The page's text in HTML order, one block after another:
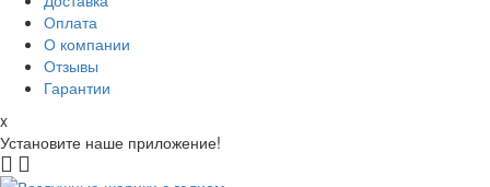
Оплата
О компании
Отзывы
Гарантии
x
Установите наше приложение!